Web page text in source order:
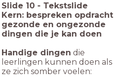
Slide 10 - Tekstslide
Kern: bespreken opdracht
gezonde en ongezonde
dingen die je kan doen
Handige dingen die
leerlingen kunnen doen als
ze zich somber voelen: